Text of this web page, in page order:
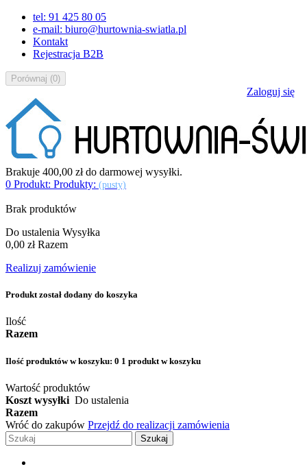
tel: 91 425 80 05
e-mail: biuro@hurtownia-swiatla.pl
Kontakt
Rejestracja B2B
Porównaj (0)
Zaloguj się
Brakuje 400,00 złdo darmowej wysyłki.
0 Produkt: Produkty: (pusty)
Brak produktów
Do ustalenia Wysyłka
0,00 zł Razem
Realizuj zamówienie
Produkt został dodany do koszyka
Ilość
Razem
Ilość produktów w koszyku: 0 1 produkt w koszyku
Wartość produktów
Koszt wysyłki Do ustalenia
Razem
Wróć do zakupów Przejdź do realizacji zamówienia
Szukaj